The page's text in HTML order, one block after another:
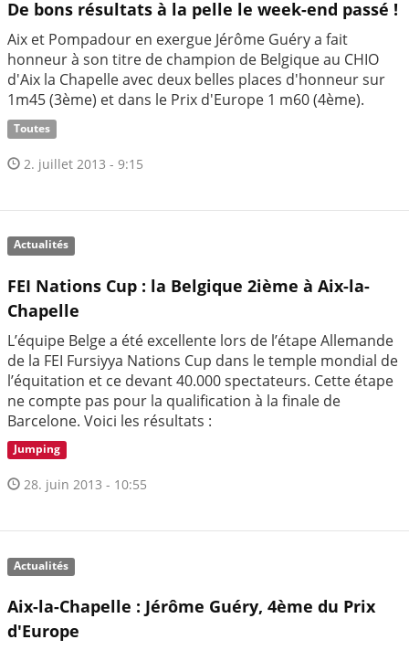
De bons résultats à la pelle le week-end passé !
Aix et Pompadour en exergue Jérôme Guéry a fait
honneur à son titre de champion de Belgique au CHIO
d'Aix la Chapelle avec deux belles places d'honneur sur
1m45 (3ème) et dans le Prix d'Europe 1 m60 (4ème).
Toutes
2. juillet 2013 - 9:15
Actualités
FEI Nations Cup : la Belgique 2ième à Aix-la-
Chapelle
L’équipe Belge a été excellente lors de l’étape Allemande
de la FEI Fursiyya Nations Cup dans le temple mondial de
l’équitation et ce devant 40.000 spectateurs. Cette étape
ne compte pas pour la qualification à la finale de
Barcelone. Voici les résultats :
Jumping
28. juin 2013 - 10:55
Actualités
Aix-la-Chapelle : Jérôme Guéry, 4ème du Prix
d'Europe